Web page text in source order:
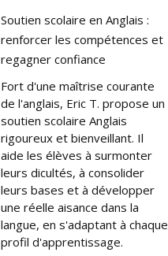
Soutien scolaire en Anglais :
renforcer les compétences et
regagner confiance
Fort d'une maîtrise courante
de l'anglais, Eric T. propose un
soutien scolaire Anglais
rigoureux et bienveillant. Il
aide les élèves à surmonter
leurs difficultés, à consolider
leurs bases et à développer
une réelle aisance dans la
langue, en s'adaptant à chaque
profil d'apprentissage.